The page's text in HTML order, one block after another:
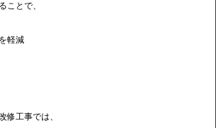
ことで、
軽減
修工事では、